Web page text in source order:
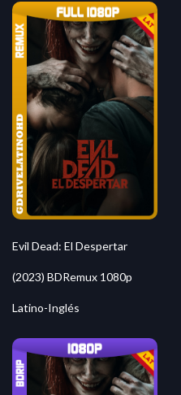
Evil Dead: El Despertar
(2023) BDRemux 1080p
Latino-Inglés